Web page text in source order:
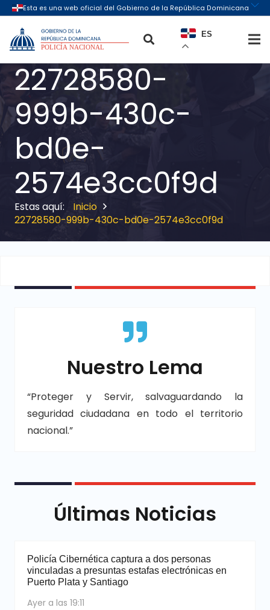
ES
22728580-
999b-430c-
bd0e-
2574e3cc0f9d
Inicio
22728580-999b-430c-bd0e-2574e3cc0f9d
Nuestro Lema
“Proteger y Servir, salvaguardando la
seguridad ciudadana en todo el territorio
nacional.”
Últimas Noticias
Policía Cibernética captura a dos personas
vinculadas a presuntas estafas electrónicas en
Puerto Plata y Santiago
Ayer a las 19:11